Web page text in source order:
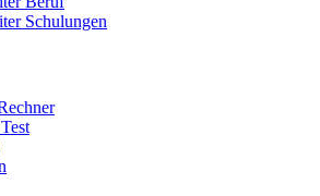
Schulungen